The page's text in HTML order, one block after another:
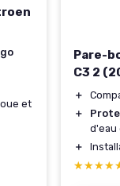
et
Pare-
C3 2
＋
＋
d'eau
＋